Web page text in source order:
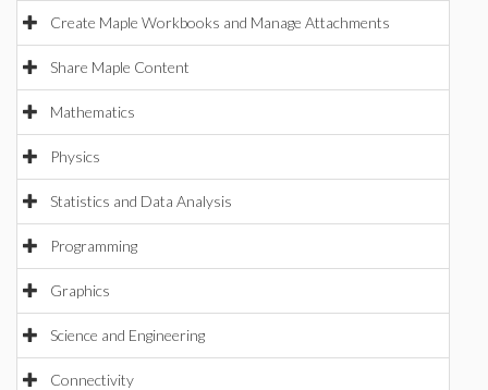
Create Maple Workbooks and Manage Attachments
Share Maple Content
Mathematics
Physics
Statistics and Data Analysis
Programming
Graphics
Science and Engineering
Connectivity